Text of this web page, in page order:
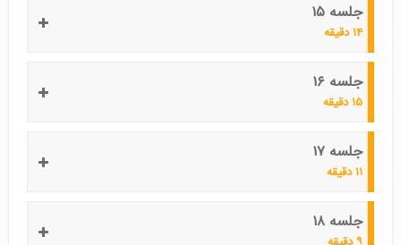
جلسه ۱۵
۱۴ دقیقه
جلسه ۱۶
۱۵ دقیقه
جلسه ۱۷
۱۱ دقیقه
جلسه ۱۸